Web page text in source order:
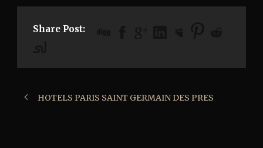
Share Post:
HOTELS PARIS SAINT GERMAIN DES PRES